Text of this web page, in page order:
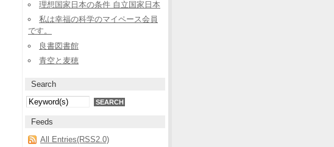
理想国家日本の条件 自立国家日本
私は幸福の科学のマイペース会員
です。
良書図書館
青空と麦穂
Search
Feeds
All Entries(RSS2.0)